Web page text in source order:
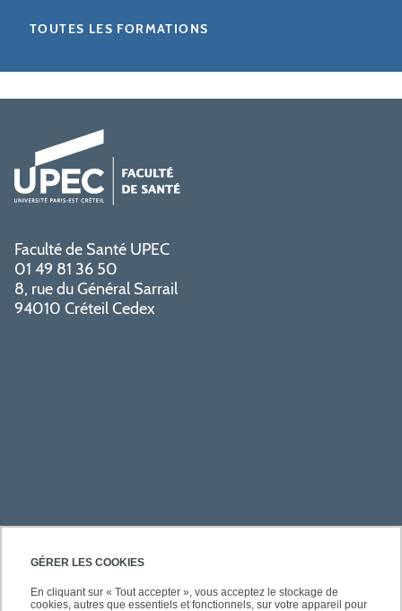
GÉRER LES COOKIES
En cliquant sur « Tout accepter », vous acceptez le stockage de
cookies, autres que essentiels et fonctionnels, sur votre appareil pour
TOUTES LES FORMATIONS
Faculté de Santé UPEC
01 49 81 36 50
8, rue du Général Sarrail
94010 Créteil Cedex
PRATIQUE